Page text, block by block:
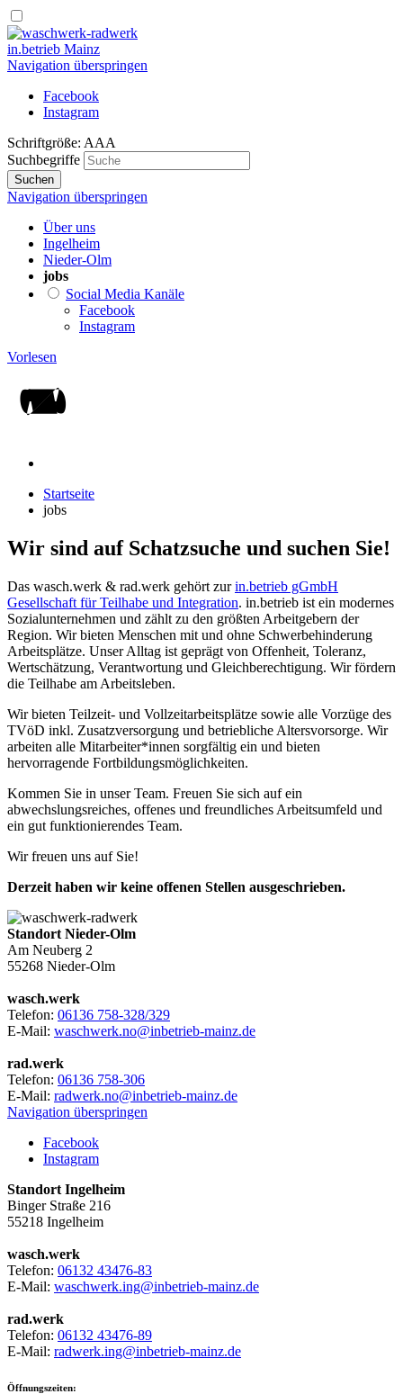
in.betrieb Mainz
Navigation überspringen
Facebook
Instagram
Schriftgröße: AAA
Suchbegriffe
Suchen
Navigation überspringen
Über uns
Ingelheim
Nieder-Olm
jobs
Social Media Kanäle
Facebook
Instagram
Vorlesen
Startseite
jobs
Wir sind auf Schatzsuche und suchen Sie!
Das wasch.werk & rad.werk gehört zurin.betrieb gGmbH
Gesellschaft für Teilhabe und Integration. in.betrieb ist ein modernes
Sozialunternehmen und zählt zu den größten Arbeitgebern der
Region. Wir bieten Menschen mit und ohne Schwerbehinderung
Arbeitsplätze. Unser Alltag ist geprägt von Offenheit, Toleranz,
Wertschätzung, Verantwortung und Gleichberechtigung. Wir fördern
die Teilhabe am Arbeitsleben.
Wir bieten Teilzeit- und Vollzeitarbeitsplätze sowie alle Vorzüge des
TVöD inkl. Zusatzversorgung und betriebliche Altersvorsorge. Wir
arbeiten alle Mitarbeiter*innen sorgfältig ein und bieten
hervorragende Fortbildungsmöglichkeiten.
Kommen Sie in unser Team. Freuen Sie sich auf ein
abwechslungsreiches, offenes und freundliches Arbeitsumfeld und
ein gut funktionierendes Team.
Wir freuen uns auf Sie!
Derzeit haben wir keine offenen Stellen ausgeschrieben.
Standort Nieder-Olm
Am Neuberg 2
55268 Nieder-Olm
wasch.werk
Telefon: 06136 758-328/329
E-Mail: waschwerk.no@inbetrieb-mainz.de
rad.werk
Telefon: 06136 758-306
E-Mail: radwerk.no@inbetrieb-mainz.de
Navigation überspringen
Facebook
Instagram
Standort Ingelheim
Binger Straße 216
55218 Ingelheim
wasch.werk
Telefon: 06132 43476-83
E-Mail: waschwerk.ing@inbetrieb-mainz.de
rad.werk
Telefon: 06132 43476-89
E-Mail: radwerk.ing@inbetrieb-mainz.de
Öffnungszeiten: